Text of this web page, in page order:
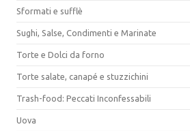
Sformati e sufflè
Sughi, Salse, Condimenti e Marinate
Torte e Dolci da forno
Torte salate, canapé e stuzzichini
Trash-food: Peccati Inconfessabili
Uova